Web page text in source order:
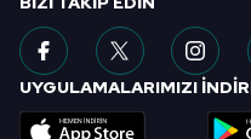
UYGULAMALARIMIZI